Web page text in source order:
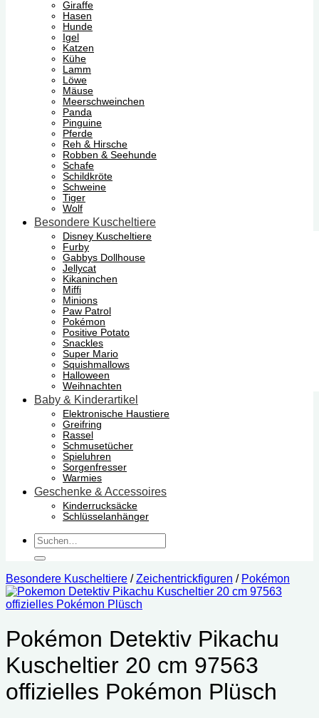
Giraffe
Hasen
Hunde
Igel
Katzen
Kühe
Lamm
Löwe
Mäuse
Meerschweinchen
Panda
Pinguine
Pferde
Reh & Hirsche
Robben & Seehunde
Schafe
Schildkröte
Schweine
Tiger
Wolf
Besondere Kuscheltiere
Disney Kuscheltiere
Furby
Gabbys Dollhouse
Jellycat
Kikaninchen
Miffi
Minions
Paw Patrol
Pokémon
Positive Potato
Snackles
Super Mario
Squishmallows
Halloween
Weihnachten
Baby & Kinderartikel
Elektronische Haustiere
Greifring
Rassel
Schmusetücher
Spieluhren
Sorgenfresser
Warmies
Geschenke & Accessoires
Kinderrucksäcke
Schlüsselanhänger
Suchen
nach:
Besondere Kuscheltiere / Zeichentrickfiguren / Pokémon
Pokémon Detektiv Pikachu
Kuscheltier 20 cm 97563
offizielles Pokémon Plüsch